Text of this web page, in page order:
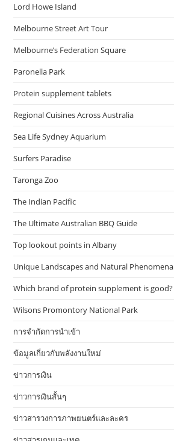
Lord Howe Island
Melbourne Street Art Tour
Melbourne’s Federation Square
Paronella Park
Protein supplement tablets
Regional Cuisines Across Australia
Sea Life Sydney Aquarium
Surfers Paradise
Taronga Zoo
The Indian Pacific
The Ultimate Australian BBQ Guide
Top lookout points in Albany
Unique Landscapes and Natural Phenomena
Which brand of protein supplement is good?
Wilsons Promontory National Park
การจำกัดการนำเข้า
ข้อมูลเกี่ยวกับพลังงานใหม่
ข่าวการเงิน
ข่าวการเงินสั้นๆ
ข่าวสารวงการภาพยนตร์และละคร